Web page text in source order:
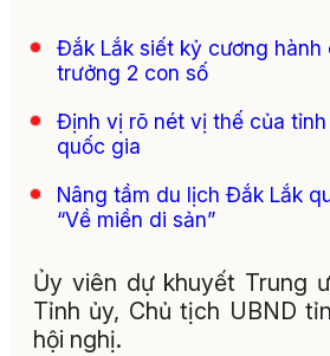
Đắk Lắk siết kỷ cương hành
trưởng 2 con số
Định vị rõ nét vị thế của
quốc gia
Nâng tầm du lịch Đắk Lắk
“Về miền di sản”
Ủy viên dự khuyết Trung
Tỉnh ủy, Chủ tịch UBND
hội nghị.